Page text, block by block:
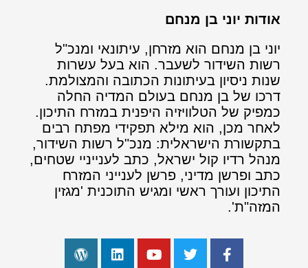
אודות יוני בן מנחם
יוני בן מנחם הוא מזרחן, עיתונאי ומנכ"ל
רשות השידור לשעבר. הוא בעל עשרות
שנות ניסיון בעיתונות הכתובה והמצולמת.
דרכו של בן מנחם בעולם המדיה החלה
כמפיק של הטלוויזיה היפנית במזרח התיכון.
לאחר מכן, הוא מילא תפקידי מפתח רבים
בתקשורת הישראלית: מנכ"ל רשות השידור,
מנהל רדיו קול ישראל, כתב לענייניי שטחים,
כתב ופרשן מדיני, פרשן לענייני המזרח
התיכון ועורך ראשי ומגיש התוכנית 'מגזין
המזה"ת'.